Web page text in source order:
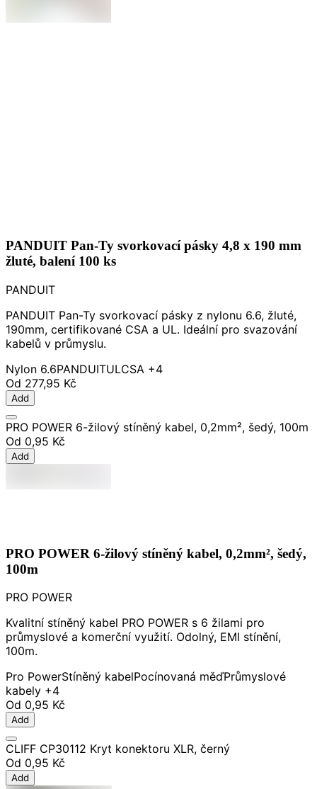
PANDUIT Pan-Ty svorkovací pásky 4,8 x 190 mm
žluté, balení 100 ks
PANDUIT
PANDUIT Pan-Ty svorkovací pásky z nylonu 6.6, žluté,
190mm, certifikované CSA a UL. Ideální pro svazování
kabelů v průmyslu.
Nylon 6.6PANDUITULCSA +4
Od 277,95 Kč
Add
PRO POWER 6-žilový stíněný kabel, 0,2mm², šedý, 100m
Od 0,95 Kč
Add
PRO POWER 6-žilový stíněný kabel, 0,2mm², šedý,
100m
PRO POWER
Kvalitní stíněný kabel PRO POWER s 6 žilami pro
průmyslové a komerční využití. Odolný, EMI stínění,
100m.
Pro PowerStíněný kabelPocínovaná měďPrůmyslové
kabely +4
Od 0,95 Kč
Add
CLIFF CP30112 Kryt konektoru XLR, černý
Od 0,95 Kč
Add